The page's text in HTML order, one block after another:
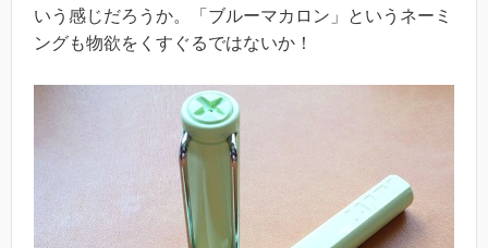
いう感じだろうか。「ブルーマカロン」というネーミ
ングも物欲をくすぐるではないか！